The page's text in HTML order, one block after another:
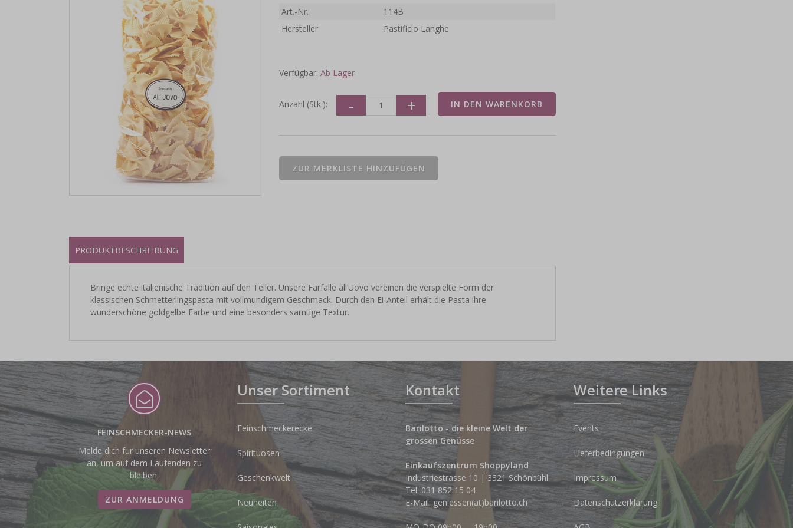
Art.-Nr.
114B
Hersteller
Pastificio Langhe
Verfügbar:Ab Lager
Anzahl (Stk.):
PRODUKTBESCHREIBUNG
Bringe echte italienische Tradition auf den Teller. Unsere Farfalle all’Uovo vereinen die verspielte Form der
klassischen Schmetterlingspasta mit vollmundigem Geschmack. Durch den Ei-Anteil erhält die Pasta ihre
wunderschöne goldgelbe Farbe und eine besonders samtige Textur.
FEINSCHMECKER-NEWS
Melde dich für unseren Newsletter
an, um auf dem Laufenden zu
bleiben.
ZUR ANMELDUNG
Unser Sortiment
Feinschmeckerecke
Spirituosen
Geschenkwelt
Neuheiten
Kontakt
Barilotto - die kleine Welt der
grossen Genüsse
Einkaufszentrum Shoppyland
Industriestrasse 10 | 3321 Schönbühl
Tel. 031 852 15 04
E-Mail: geniessen(at)barilotto.ch
Weitere Links
Events
Lieferbedingungen
Impressum
Datenschutzerklärung